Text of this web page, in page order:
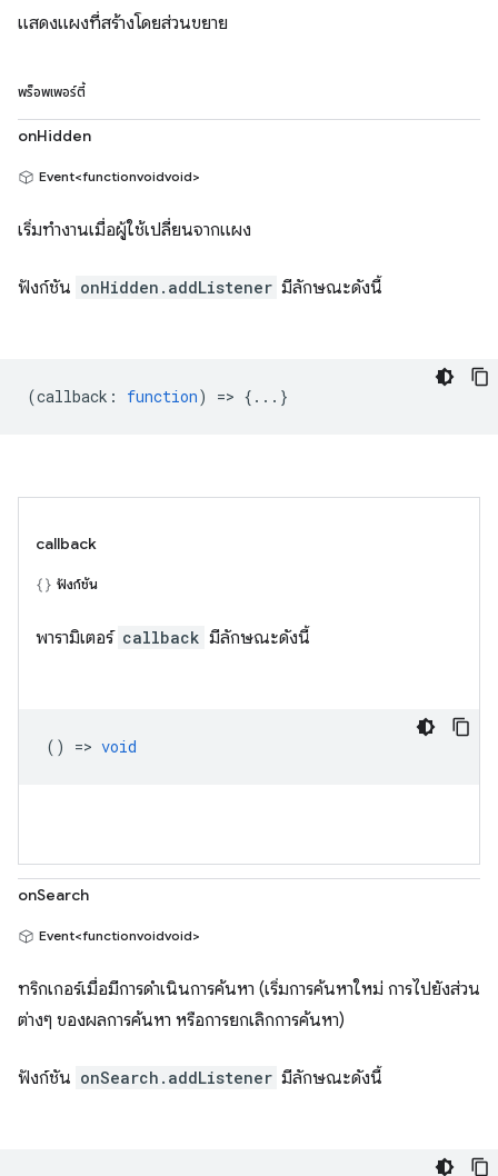
แสดงแผงที่สร้างโดยส่วนขยาย
พร็อพเพอร์ตี้
onHidden
Event<functionvoidvoid>
เริ่มทำงานเมื่อผู้ใช้เปลี่ยนจากแผง
ฟังก์ชัน onHidden.addListener มีลักษณะดังนี้
(callback : function) => {...}
callback
ฟังก์ชัน
พารามิเตอร์ callback มีลักษณะดังนี้
() => void
onSearch
Event<functionvoidvoid>
ทริกเกอร์เมื่อมีการดำเนินการค้นหา (เริ่มการค้นหาใหม่ การไปยังส่วน
ต่างๆ ของผลการค้นหา หรือการยกเลิกการค้นหา)
ฟังก์ชัน onSearch.addListener มีลักษณะดังนี้